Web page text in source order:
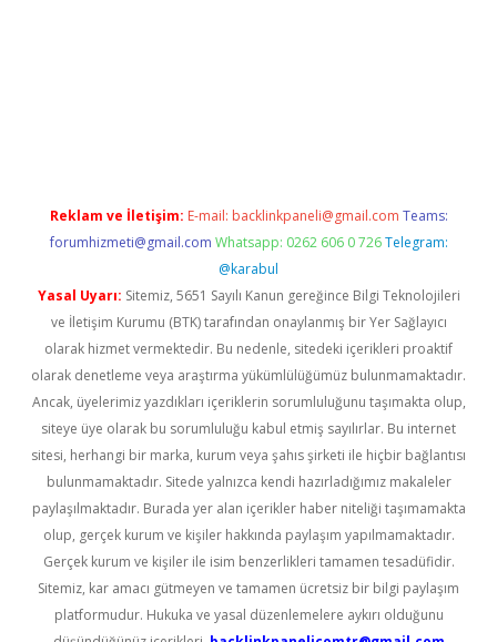
Reklam ve İletişim: E-mail: backlinkpaneli@gmail.com Teams:
forumhizmeti@gmail.com Whatsapp: 0262 606 0 726 Telegram:
@karabul
Yasal Uyarı: Sitemiz, 5651 Sayılı Kanun gereğince Bilgi Teknolojileri
ve İletişim Kurumu (BTK) tarafından onaylanmış bir Yer Sağlayıcı
olarak hizmet vermektedir. Bu nedenle, sitedeki içerikleri proaktif
olarak denetleme veya araştırma yükümlülüğümüz bulunmamaktadır.
Ancak, üyelerimiz yazdıkları içeriklerin sorumluluğunu taşımakta olup,
siteye üye olarak bu sorumluluğu kabul etmiş sayılırlar. Bu internet
sitesi, herhangi bir marka, kurum veya şahıs şirketi ile hiçbir bağlantısı
bulunmamaktadır. Sitede yalnızca kendi hazırladığımız makaleler
paylaşılmaktadır. Burada yer alan içerikler haber niteliği taşımamakta
olup, gerçek kurum ve kişiler hakkında paylaşım yapılmamaktadır.
Gerçek kurum ve kişiler ile isim benzerlikleri tamamen tesadüfidir.
Sitemiz, kar amacı gütmeyen ve tamamen ücretsiz bir bilgi paylaşım
platformudur. Hukuka ve yasal düzenlemelere aykırı olduğunu